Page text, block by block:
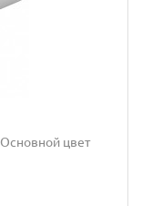
Основной цвет